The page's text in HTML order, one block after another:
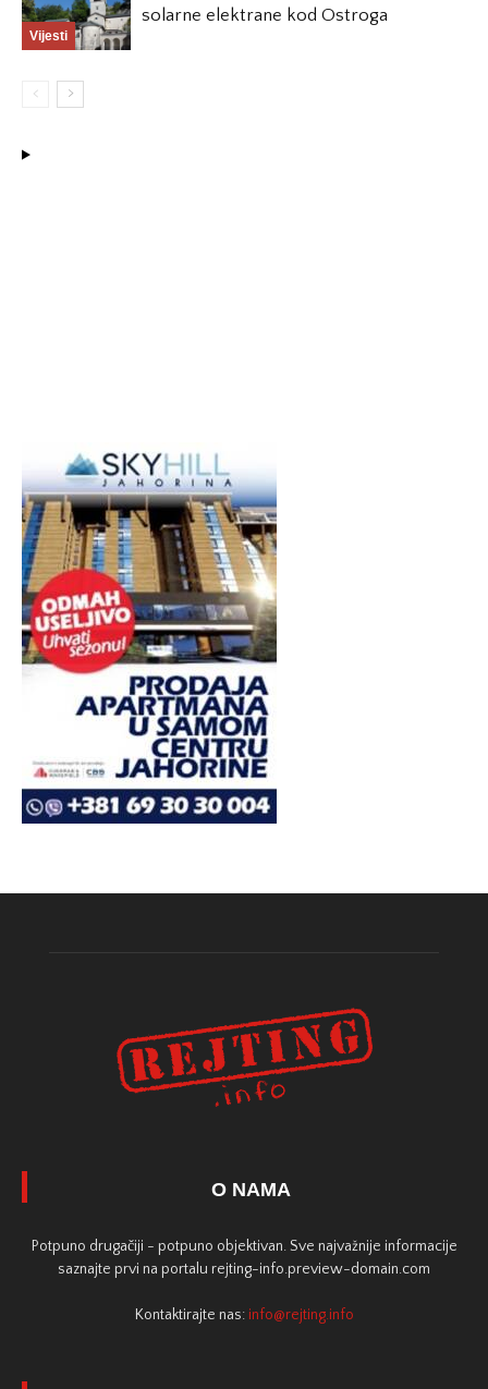
Vijesti
solarne elektrane kod Ostroga
O NAMA
Potpuno drugačiji - potpuno objektivan. Sve najvažnije informacije
saznajte prvi na portalu rejting-info.preview-domain.com
Kontaktirajte nas: info@rejting.info